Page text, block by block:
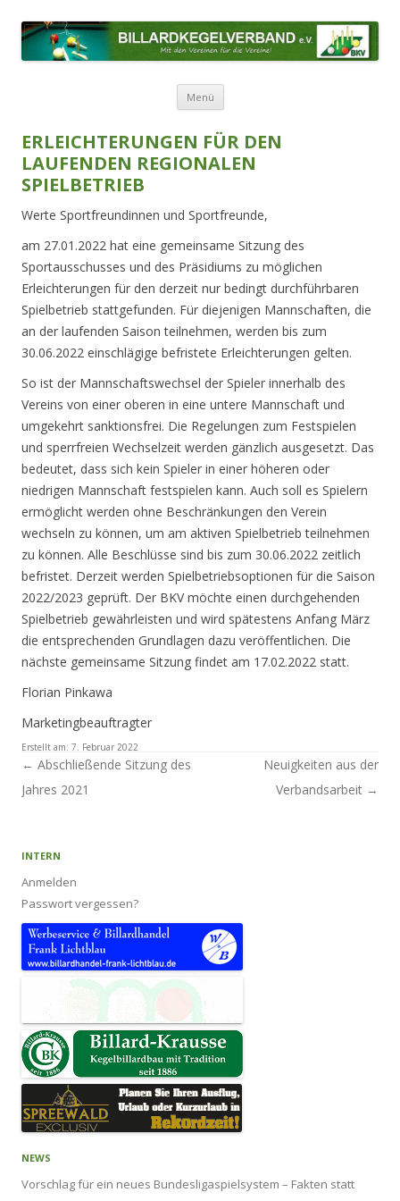
Menü Zum Inhalt springen
ERLEICHTERUNGEN FÜR DEN
LAUFENDEN REGIONALEN
SPIELBETRIEB
Werte Sportfreundinnen und Sportfreunde,
am 27.01.2022 hat eine gemeinsame Sitzung des
Sportausschusses und des Präsidiums zu möglichen
Erleichterungen für den derzeit nur bedingt durchführbaren
Spielbetrieb stattgefunden. Für diejenigen Mannschaften, die
an der laufenden Saison teilnehmen, werden bis zum
30.06.2022 einschlägige befristete Erleichterungen gelten.
So ist der Mannschaftswechsel der Spieler innerhalb des
Vereins von einer oberen in eine untere Mannschaft und
umgekehrt sanktionsfrei. Die Regelungen zum Festspielen
und sperrfreien Wechselzeit werden gänzlich ausgesetzt. Das
bedeutet, dass sich kein Spieler in einer höheren oder
niedrigen Mannschaft festspielen kann. Auch soll es Spielern
ermöglicht werden ohne Beschränkungen den Verein
wechseln zu können, um am aktiven Spielbetrieb teilnehmen
zu können. Alle Beschlüsse sind bis zum 30.06.2022 zeitlich
befristet. Derzeit werden Spielbetriebsoptionen für die Saison
2022/2023 geprüft. Der BKV möchte einen durchgehenden
Spielbetrieb gewährleisten und wird spätestens Anfang März
die entsprechenden Grundlagen dazu veröffentlichen. Die
nächste gemeinsame Sitzung findet am 17.02.2022 statt.
Florian Pinkawa
Marketingbeauftragter
Erstellt am: 7. Februar 2022
Artikel-Navigation
← Abschließende Sitzung des
Jahres 2021
Neuigkeiten aus der
Verbandsarbeit →
INTERN
Anmelden
Passwort vergessen?
NEWS
Vorschlag für ein neues Bundesligaspielsystem – Fakten statt